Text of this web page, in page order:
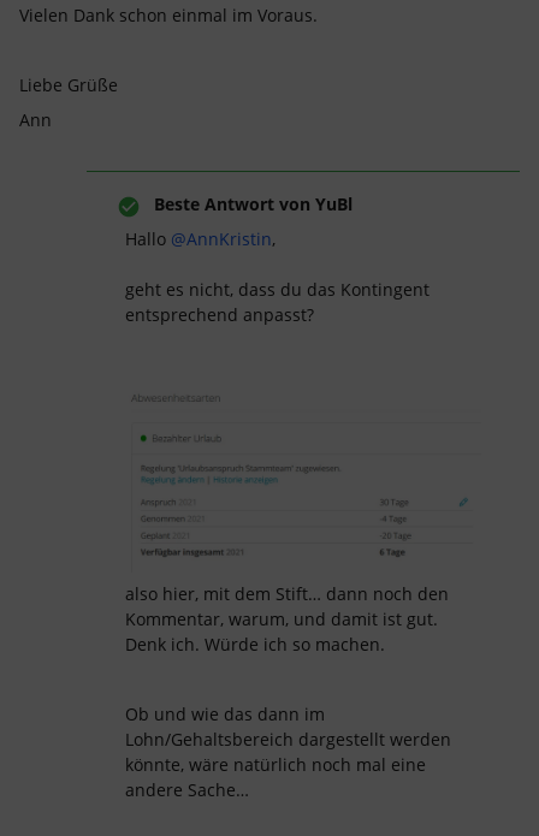
Vielen Dank schon einmal im Voraus.
Liebe Grüße
Ann
Beste Antwort von YuBl
Hallo @AnnKristin,
geht es nicht, dass du das Kontingent
entsprechend anpasst?
also hier, mit dem Stift… dann noch den
Kommentar, warum, und damit ist gut.
Denk ich. Würde ich so machen.
Ob und wie das dann im
Lohn/Gehaltsbereich dargestellt werden
könnte, wäre natürlich noch mal eine
andere Sache…